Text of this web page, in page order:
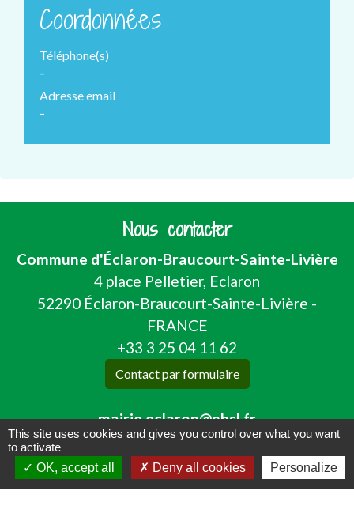
Coordonnées
Téléphone(s)
-
Adresse email
-
Nous contacter
Commune d'Éclaron-Braucourt-Sainte-Livière
4 place Pelletier, Eclaron
52290 Éclaron-Braucourt-Sainte-Livière -
FRANCE
+33 3 25 04 11 62
Contact par formulaire
mairie.eclaron@ebsl.fr
This site uses cookies and gives you control over what you want
to activate
OK, accept all
Deny all cookies Personalize